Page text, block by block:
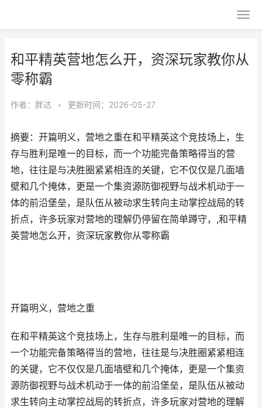
和平精英营地怎么开，资深玩家教你从
零称霸
作者： 胖达 • 更新时间：2026-05-27
摘要：开篇明义，营地之重在和平精英这个竞技场上，生
存与胜利是唯一的目标，而一个功能完备策略得当的营
地，往往是与决胜圈紧紧相连的关键，它不仅仅是几面墙
壁和几个掩体，更是一个集资源防御视野与战术机动于一
体的前沿堡垒，是队伍从被动求生转向主动掌控战局的转
折点，许多玩家对营地的理解仍停留在简单蹲守，,和平精
英营地怎么开，资深玩家教你从零称霸
开篇明义，营地之重
在和平精英这个竞技场上，生存与胜利是唯一的目标，而
一个功能完备策略得当的营地，往往是与决胜圈紧紧相连
的关键，它不仅仅是几面墙壁和几个掩体，更是一个集资
源防御视野与战术机动于一体的前沿堡垒，是队伍从被动
求生转向主动掌控战局的转折点，许多玩家对营地的理解